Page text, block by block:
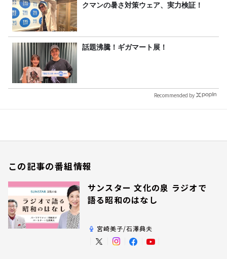
クマンの暑さ対策ウェア、実力検証！
話題沸騰！ギガマート展！
Recommended by
この記事の番組情報
サンスター 文化の泉 ラジオで
語る昭和のはなし
宮崎美子/石澤典夫